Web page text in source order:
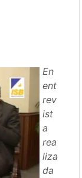
En
ent
rev
ist
a
rea
liza
da